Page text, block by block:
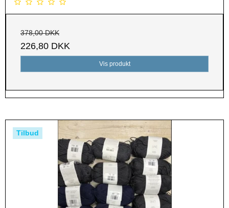
378,00 DKK
226,80 DKK
Vis produkt
Tilbud